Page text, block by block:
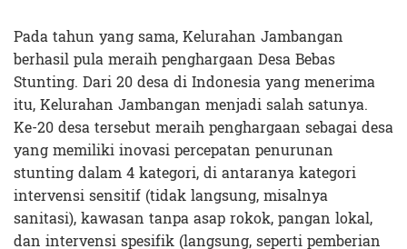
Pada tahun yang sama, Kelurahan Jambangan
berhasil pula meraih penghargaan Desa Bebas
Stunting. Dari 20 desa di Indonesia yang menerima
itu, Kelurahan Jambangan menjadi salah satunya.
Ke-20 desa tersebut meraih penghargaan sebagai desa
yang memiliki inovasi percepatan penurunan
stunting dalam 4 kategori, di antaranya kategori
intervensi sensitif (tidak langsung, misalnya
sanitasi), kawasan tanpa asap rokok, pangan lokal,
dan intervensi spesifik (langsung, seperti pemberian